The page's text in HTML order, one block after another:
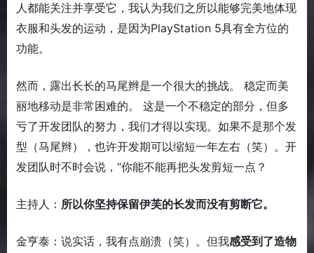
人都能关注并享受它，我认为我们之所以能够完美地体现
衣服和头发的运动，是因为PlayStation 5具有全方位的
功能。
然而，露出长长的马尾辫是一个很大的挑战。 稳定而美
丽地移动是非常困难的。 这是一个不稳定的部分，但多
亏了开发团队的努力，我们才得以实现。如果不是那个发
型（马尾辫），也许开发期可以缩短一年左右（笑）。开
发团队时不时会说，“你能不能再把头发剪短一点？
主持人： 所以你坚持保留伊芙的长发而没有剪断它。
金亨泰：说实话，我有点崩溃（笑）。但我感受到了造物